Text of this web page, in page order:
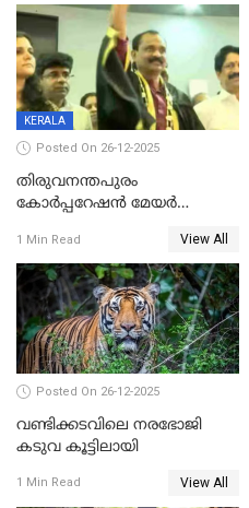
ഡെപ്യൂട്ടി മേയർ സ്ഥാനത്ത്
താഹിറിന് വിജയം
KERALA
Posted On 26-12-2025
തിരുവനന്തപുരം
കോര്‍പ്പറേഷന്‍ മേയര്‍
ഹൈക്കോടതിയിലേക്ക്;
സത്യപ്രതിജ്ഞ ചടങ്ങില്‍
ചട്ടലംഘനമെന്ന് പാർട്ടി
1 Min Read View All
Posted On 26-12-2025
വണ്ടിക്കടവിലെ നരഭോജി
കടുവ കൂട്ടിലായി
1 Min Read View All